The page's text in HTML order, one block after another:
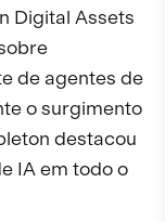
Digital Assets
de agentes de
o surgimento
destacou
IA em todo o